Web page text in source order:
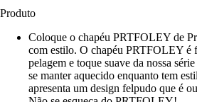
Produto
Coloque o chapéu PRTFOLEY de
com estilo. O chapéu PRTFOLEY é
pelagem e toque suave da nossa
se manter aquecido enquanto tem
apresenta um design felpudo que é